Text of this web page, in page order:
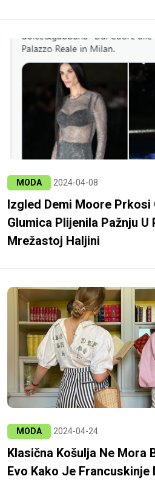
MODA 2024-04-08
Izgled Demi Moore Prkosi
Glumica Plijenila Pažnju U
Mrežastoj Haljini
MODA 2024-04-24
Klasična Košulja Ne Mora
Evo Kako Je Francuskinje